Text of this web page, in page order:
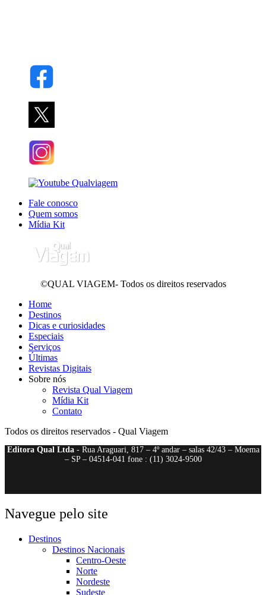
Fale conosco
Quem somos
Mídia Kit
©QUAL VIAGEM- Todos os direitos reservados
Home
Destinos
Dicas e curiosidades
Especiais
Serviços
Últimas
Revistas Digitais
Sobre nós
Revista Qual Viagem
Mídia Kit
Contato
Todos os direitos reservados - Qual Viagem
Editora Qual Ltda- Rua Araguari, 817 – 4º andar – salas 42/43 – Moema
– SP – 04514-041 fone : (11) 3024-9500
Navegue pelo site
Destinos
Destinos Nacionais
Centro-Oeste
Norte
Nordeste
Sudeste